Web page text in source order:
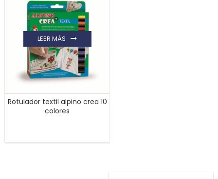
Rotulador textil alpino crea 10
colores
LEER MÁS